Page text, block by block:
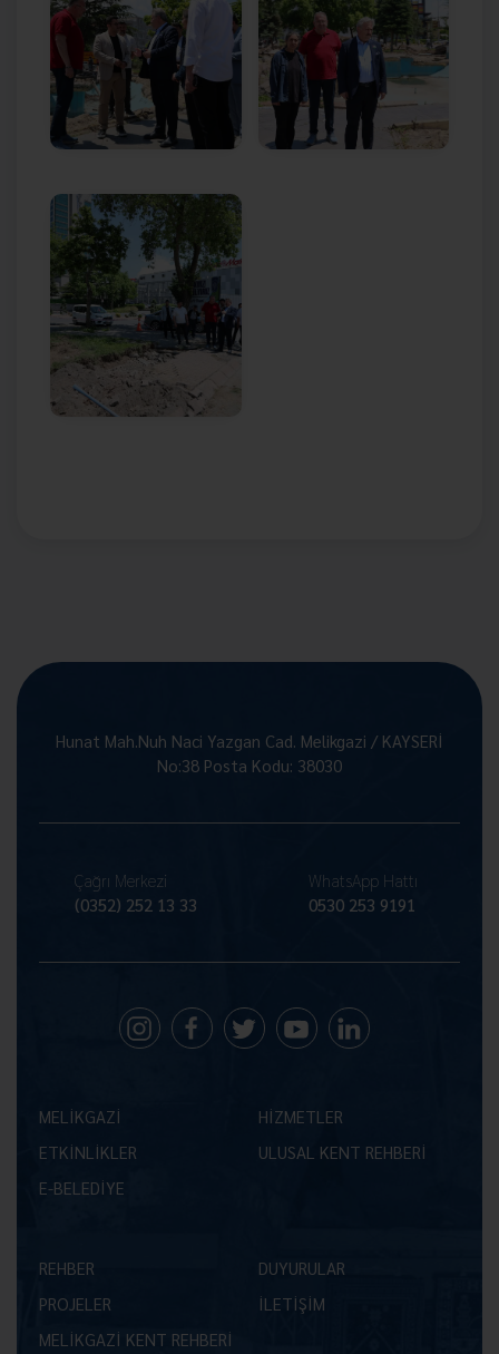
Hunat Mah.Nuh Naci Yazgan Cad. Melikgazi / KAYSERİ
No:38 Posta Kodu: 38030
Çağrı Merkezi
(0352) 252 13 33
WhatsApp Hattı
0530 253 9191
MELİKGAZİ
HİZMETLER
ETKİNLİKLER
ULUSAL KENT REHBERİ
E-BELEDİYE
REHBER
DUYURULAR
PROJELER
İLETİŞİM
MELİKGAZİ KENT REHBERİ